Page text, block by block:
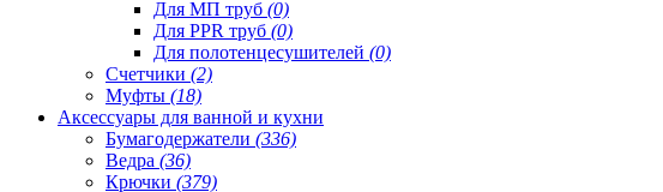
Для МП труб (0)
Для PPR труб (0)
Для полотенцесушителей (0)
Счетчики (2)
Муфты (18)
Аксессуары для ванной и кухни
Бумагодержатели (336)
Ведра (36)
Крючки (379)